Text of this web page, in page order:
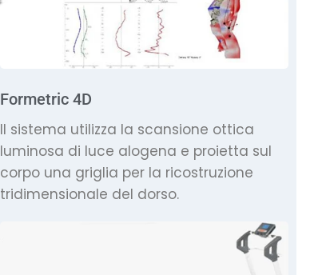
Formetric 4D
Il sistema utilizza la scansione ottica
luminosa di luce alogena e proietta sul
corpo una griglia per la ricostruzione
tridimensionale del dorso.